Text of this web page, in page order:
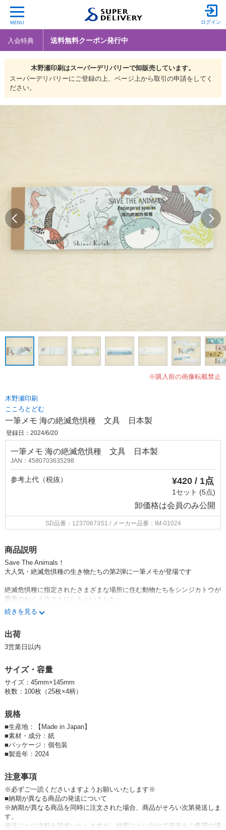
MENU ログイン
入会特典 送料無料クーポン発行中
木野瀬印刷はスーパーデリバリーで卸販売しています。
スーパーデリバリーにご登録の上、ページ上から取引の申請をしてく
ださい。
※購入前の画像転載禁止
木野瀬印刷
こころとどむ
一筆メモ 海の絶滅危惧種 文具 日本製
登録日：2024/6/20
一筆メモ 海の絶滅危惧種 文具 日本製
JAN：4580703635298
参考上代（税抜） ¥420 / 1点
1セット (5点)
卸価格は会員のみ公開
SD品番：12370673S1 / メーカー品番：IM-01024
商品説明
Save The Animals！
大人気・絶滅危惧種の生き物たちの第2弾に一筆メモが登場です
絶滅危惧種に指定されたさまざまな場所に住む動物たちをシンジカトウが
愛着のわくイラストにしちゃいました♪
めくるたびに美しい自然とかわいい動物たちがあなたを迎えてくれます
ジなどご活用くださいね♪
寄付金は絶滅危惧種の保護活動支援に役立てられます
＊＊＊＊＊＊＊＊＊＊＊＊＊＊＊＊＊＊＊
＊＊＊＊＊＊＊＊＊＊＊＊＊＊＊＊＊＊＊
続きを見る
出荷
3営業日以内
サイズ・容量
サイズ：45mm×145mm
枚数：100枚（25枚×4柄）
規格
■生産地：【Made in Japan】
■素材・成分：紙
■パッケージ：個包装
■製造年：2024
注意事項
※必ずご一読くださいますようお願いいたします※
■納期が異なる商品の発送について
※納期が異なる商品を同時に注文された場合、商品がそろい次第発送しま
す。
発送ごとに送料を請求いたしますが、納期ごとに分けて発送をご希望の場